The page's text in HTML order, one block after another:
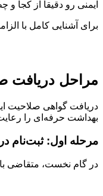
ایمنی رو دقیقاً از کجا و
برای آشنایی کامل با
مراحل دریافت
دریافت گواهی صلاحیت
بهداشت حرفه‌ای را
مرحله اول: ثبت‌نام
در گام نخست، متقاضی